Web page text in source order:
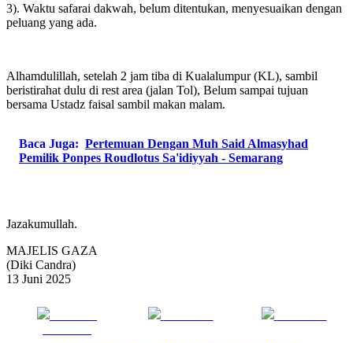
3). Waktu safarai dakwah, belum ditentukan, menyesuaikan dengan
peluang yang ada.
Alhamdulillah, setelah 2 jam tiba di Kualalumpur (KL), sambil
beristirahat dulu di rest area (jalan Tol), Belum sampai tujuan
bersama Ustadz faisal sambil makan malam.
Baca Juga: Pertemuan Dengan Muh Said Almasyhad
Pemilik Ponpes Roudlotus Sa'idiyyah - Semarang
Jazakumullah.
MAJELIS GAZA
(Diki Candra)
13 Juni 2025